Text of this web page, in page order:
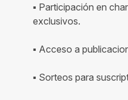
▪ Participación en
exclusivos.
▪ Acceso a
▪ Sorteos para